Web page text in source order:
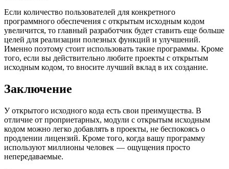
Если количество пользователей для конкретного
программного обеспечения с открытым исходным кодом
увеличится, то главный разработчик будет ставить еще больше
целей для реализации полезных функций и улучшений.
Именно поэтому стоит использовать такие программы. Кроме
того, если вы действительно любите проекты с открытым
исходным кодом, то вносите лучший вклад в их создание.
Заключение
У открытого исходного кода есть свои преимущества. В
отличие от проприетарных, модули с открытым исходным
кодом можно легко добавлять в проекты, не беспокоясь о
продлении лицензий. Кроме того, когда вашу программу
используют миллионы человек — ощущения просто
непередаваемые.